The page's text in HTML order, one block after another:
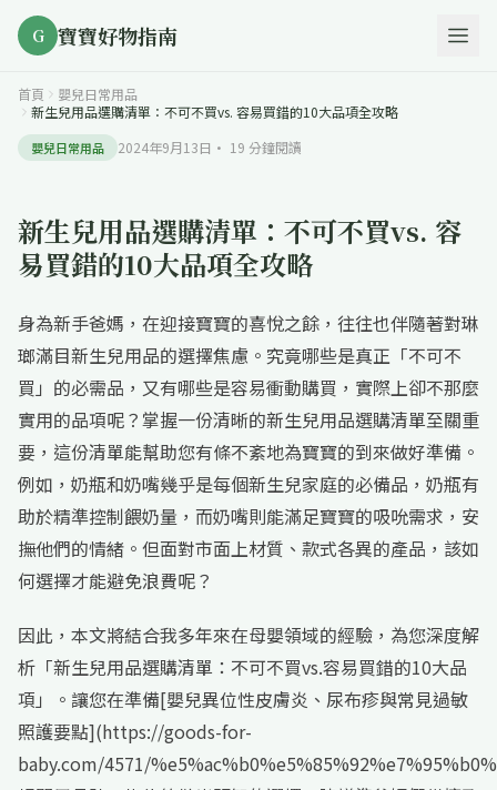
G 寶寶好物指南
首頁
嬰兒日常用品
新生兒用品選購清單：不可不買vs. 容易買錯的10大品項全攻略
嬰兒日常用品 2024年9月13日 · 19 分鐘閱讀
新生兒用品選購清單：不可不買vs. 容
易買錯的10大品項全攻略
身為新手爸媽，在迎接寶寶的喜悅之餘，往往也伴隨著對琳
瑯滿目新生兒用品的選擇焦慮。究竟哪些是真正「不可不
買」的必需品，又有哪些是容易衝動購買，實際上卻不那麼
實用的品項呢？掌握一份清晰的新生兒用品選購清單至關重
要，這份清單能幫助您有條不紊地為寶寶的到來做好準備。
例如，奶瓶和奶嘴幾乎是每個新生兒家庭的必備品，奶瓶有
助於精準控制餵奶量，而奶嘴則能滿足寶寶的吸吮需求，安
撫他們的情緒。但面對市面上材質、款式各異的產品，該如
何選擇才能避免浪費呢？
因此，本文將結合我多年來在母嬰領域的經驗，為您深度解
析「新生兒用品選購清單：不可不買vs.容易買錯的10大品
項」。讓您在準備[嬰兒異位性皮膚炎、尿布疹與常見過敏
照護要點](https://goods-for-
baby.com/4571/